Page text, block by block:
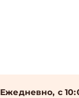
Ежедневно, с